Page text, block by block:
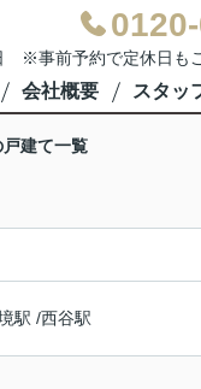
事前予約で定休日もご
会社概要 スタッ
建て一覧
駅 /西谷駅